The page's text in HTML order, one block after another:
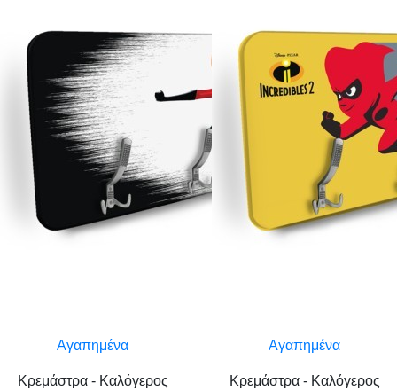
Αγαπημένα
Κρεμάστρα - Καλόγερος
Αγαπημένα
Κρεμάστρα - Καλόγερος